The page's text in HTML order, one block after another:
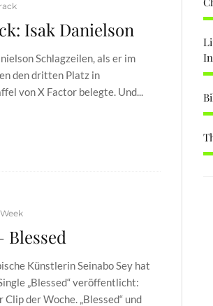
Isak Danielson
Schlagzeilen, als er im
den dritten Platz in
von X Factor belegte. Und...
Blessed
Künstlerin Seinabo Sey hat
„Blessed“ veröffentlicht:
Clip der Woche. „Blessed“ und